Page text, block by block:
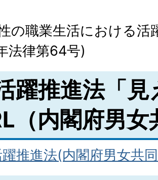
の職業生活における活
法律第64号)
躍推進法「
（内閣府男
推進法(内閣府男女共